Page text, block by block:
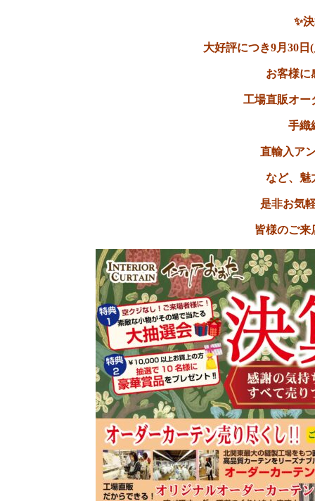
✨
大好評につき9月30
お客様に
工場直販オー
手織
直輸入ア
など、魅
是非お気
皆様のご来